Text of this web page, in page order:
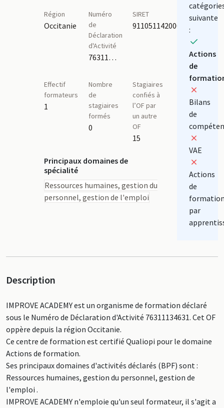
Région
Occitanie
Numéro
de
Déclaration
d'Activité
76311134631
SIRET
91105114200014
Effectif
formateurs
1
Nombre
de
stagiaires
formés
0
Stagiaires
confiés à
l’OF par
un autre
OF
15
Principaux domaines de
spécialité
Ressources humaines, gestion du
personnel, gestion de l'emploi
suivante
:
Actions
de
Bilans
de
VAE
Actions
de
par
Description
IMPROVE ACADEMY est un organisme de formation déclaré
sous le Numéro de Déclaration d'Activité 76311134631. Cet OF
oppère depuis la région Occitanie.
Ce centre de formation est certifié Qualiopi pour le domaine
Actions de formation.
Ses principaux domaines d'activités déclarés (BPF) sont :
Ressources humaines, gestion du personnel, gestion de
l'emploi .
IMPROVE ACADEMY n'emploie qu'un seul formateur, il s'agit a